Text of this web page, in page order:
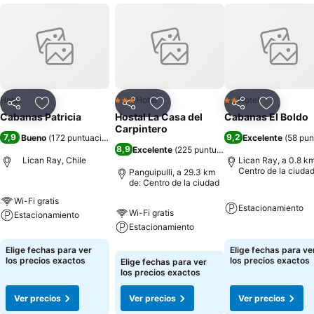
CompartirAgregar a favoritos
Hotel
Cabanas Patricia
7,9 Bueno (172 puntuaciones
Lican Ray, Chile
Wi-Fi gratis
Estacionamiento
Elige fechas para ver
los precios exactos
Ver precios
CompartirAgregar a favoritos
3 Estrellas
Hotel
Hostal La Casa del
Carpintero
8,9 Excelente (225 puntuaciones
Panguipulli, a 29.3 km
de: Centro de la ciudad
Wi-Fi gratis
Estacionamiento
Elige fechas para ver
los precios exactos
Ver precios
CompartirAgregar
2 Estrellas
Hotel
Cabanas El Boldo
9,2 Excelente (58
Lican Ray, a 0.8
Centro de la ciudad
Estacionamiento
Elige fechas para
los precios exactos
Ver precios